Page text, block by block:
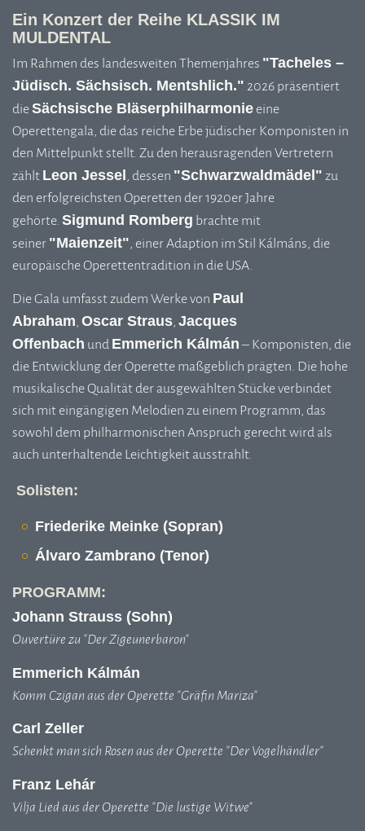
Ein Konzert der Reihe KLASSIK IM
MULDENTAL
Im Rahmen des landesweiten Themenjahres "Tacheles –
Jüdisch. Sächsisch. Mentshlich." 2026 präsentiert
dieSächsische Bläserphilharmonie eine
Operettengala, die das reiche Erbe jüdischer Komponisten in
den Mittelpunkt stellt. Zu den herausragenden Vertretern
zählt Leon Jessel , dessen "Schwarzwaldmädel" zu
den erfolgreichsten Operetten der 1920er Jahre
gehörte. Sigmund Romberg brachte mit
seiner "Maienzeit" , einer Adaption im Stil Kálmáns, die
europäische Operettentradition in die USA.
Die Gala umfasst zudem Werke von Paul
Abraham, Oscar Straus, Jacques
Offenbach und Emmerich Kálmán– Komponisten, die
die Entwicklung der Operette maßgeblich prägten. Die hohe
musikalische Qualität der ausgewählten Stücke verbindet
sich mit eingängigen Melodien zu einem Programm, das
sowohl dem philharmonischen Anspruch gerecht wird als
auch unterhaltende Leichtigkeit ausstrahlt.
Solisten:
Friederike Meinke (Sopran)
Álvaro Zambrano (Tenor)
PROGRAMM:
Johann Strauss (Sohn)
Ouvertüre zu "Der Zigeunerbaron"
Emmerich Kálmán
Komm Czigan aus der Operette "Gräfin Mariza"
Carl Zeller
Schenkt man sich Rosen aus der Operette "Der Vogelhändler"
Franz Lehár
Vilja Lied aus der Operette "Die lustige Witwe"